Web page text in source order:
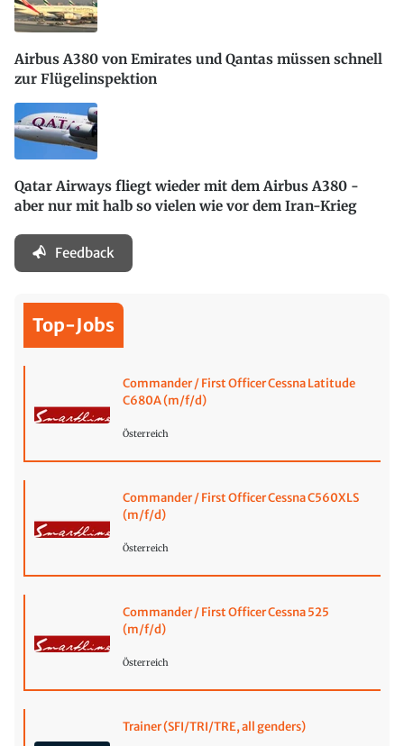
Airbus A380 von Emirates und Qantas müssen schnell
zur Flügelinspektion
Qatar Airways fliegt wieder mit dem Airbus A380 -
aber nur mit halb so vielen wie vor dem Iran-Krieg
Feedback
Top-Jobs
Commander / First Officer Cessna Latitude
C680A (m/f/d)
Österreich
Commander / First Officer Cessna C560XLS
(m/f/d)
Österreich
Commander / First Officer Cessna 525
(m/f/d)
Österreich
Trainer (SFI/TRI/TRE, all genders)